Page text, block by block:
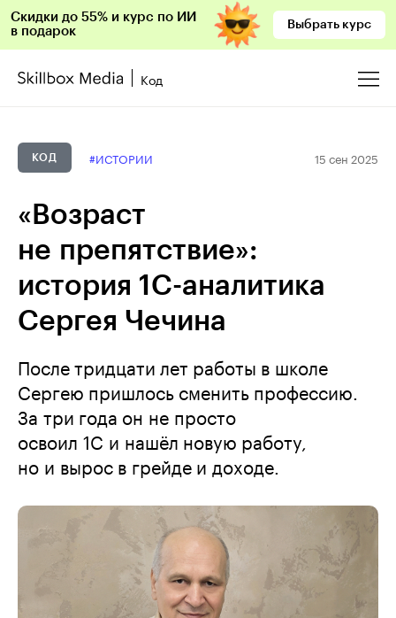
Скидки до 55% и курс по ИИ
в подарок
Выбрать курс
Код
КОД #ИСТОРИИ 15 сен 2025
«Возраст
не препятствие»:
история 1С-аналитика
Сергея Чечина
После тридцати лет работы в школе
Сергею пришлось сменить профессию.
За три года он не просто
освоил 1С и нашёл новую работу,
но и вырос в грейде и доходе.